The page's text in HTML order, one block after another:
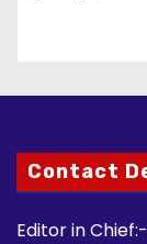
Contact
Editor in